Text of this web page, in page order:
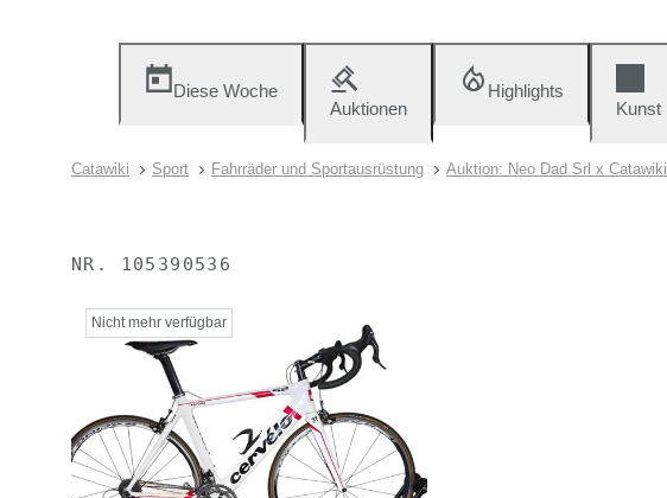
Diese Woche
Auktionen
Highlights
Kunst
Catawiki Sport Fahrräder und Sportausrüstung Auktion: Neo Dad Srl x Catawiki
NR. 105390536
Nicht mehr verfügbar